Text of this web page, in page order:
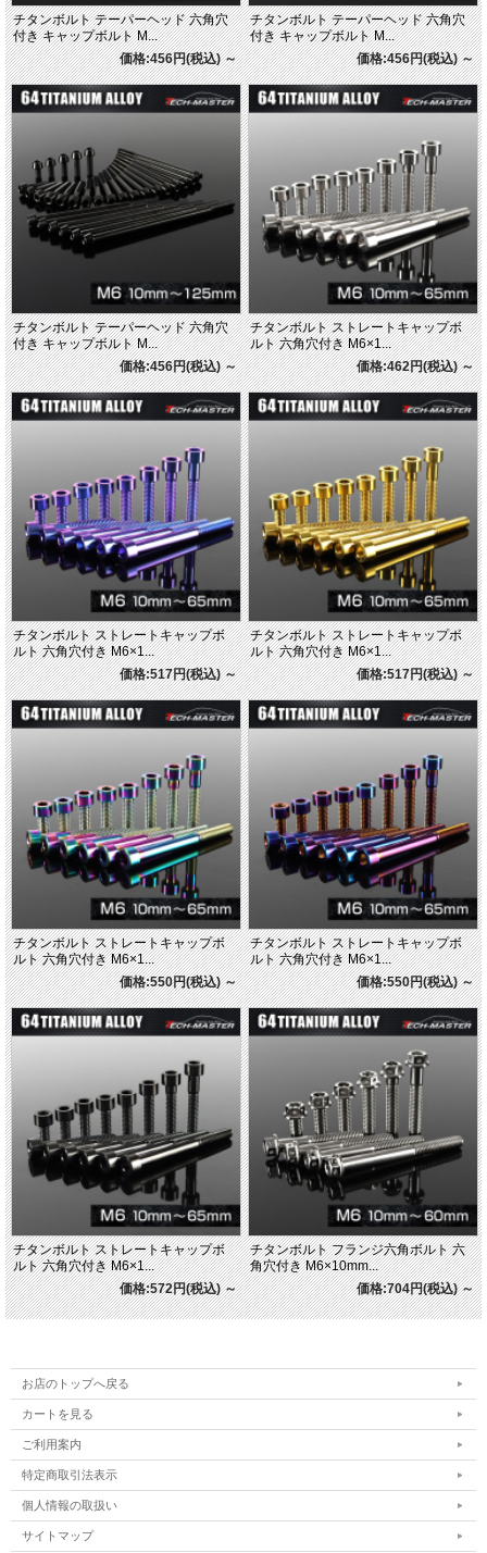
チタンボルト テーパーヘッド 六角穴
付き キャップボルト M...
価格:456円(税込)～
チタンボルト テーパーヘッド 六角穴
付き キャップボルト M...
価格:456円(税込)～
チタンボルト テーパーヘッド 六角穴
付き キャップボルト M...
価格:456円(税込)～
チタンボルト ストレートキャップボ
ルト 六角穴付き M6×1...
価格:462円(税込)～
チタンボルト ストレートキャップボ
ルト 六角穴付き M6×1...
価格:517円(税込)～
チタンボルト ストレートキャップボ
ルト 六角穴付き M6×1...
価格:517円(税込)～
チタンボルト ストレートキャップボ
ルト 六角穴付き M6×1...
価格:550円(税込)～
チタンボルト ストレートキャップボ
ルト 六角穴付き M6×1...
価格:550円(税込)～
チタンボルト ストレートキャップボ
ルト 六角穴付き M6×1...
価格:572円(税込)～
チタンボルト フランジ六角ボルト 六
角穴付き M6×10mm...
価格:704円(税込)～
お店のトップへ戻る
カートを見る
ご利用案内
特定商取引法表示
個人情報の取扱い
サイトマップ